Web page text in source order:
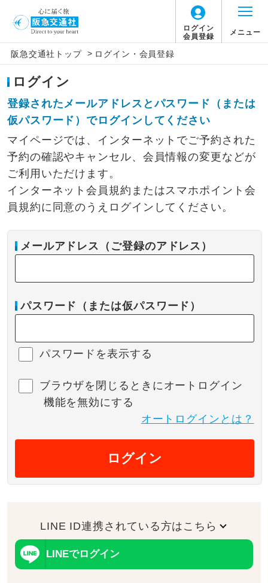
ログイン
会員登録
メニュー
阪急交通社トップ > ログイン・会員登録
ログイン
登録されたメールアドレスとパスワード（または
仮パスワード）でログインしてください
マイページでは、インターネットでご予約された
予約の確認やキャンセル、会員情報の変更などが
ご利用いただけます。
インターネット会員規約またはスマホポイント会
員規約に同意のうえログインしてください。
メールアドレス（ご登録のアドレス）
パスワード（または仮パスワード）
パスワードを表示する
ブラウザを閉じるときにオートログイン
機能を無効にする
オートログインとは？
ログイン
LINE ID連携されている方はこちら
LINEでログイン